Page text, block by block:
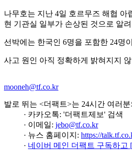
나무호는 지난 4일 호르무즈 해협
현 기관실 일부가 손상된 것으로 알
선박에는 한국인 6명을 포함한 24명
사고 원인 아직 정확하게 밝혀지지
mooneh@tf.co.kr
발로 뛰는 <더팩트>는 24시간 여러
· 카카오톡: '더팩트제보' 검색
· 이메일: jebo@tf.co.kr
· 뉴스 홈페이지: https://
· 네이버 메인 더팩트 구독하